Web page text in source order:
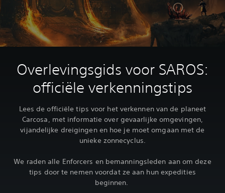
Overlevingsgids voor SAROS:
officiële verkenningstips
Lees de officiële tips voor het verkennen van de planeet
Carcosa, met informatie over gevaarlijke omgevingen,
vijandelijke dreigingen en hoe je moet omgaan met de
unieke zonnecyclus.‎
We raden alle Enforcers en bemanningsleden aan om deze
tips door te nemen voordat ze aan hun expedities
beginnen.‎